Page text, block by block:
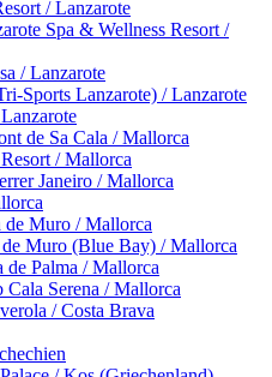
/ Lanzarote
Spa & Wellness Resort /
/ Lanzarote
Sports Lanzarote) / Lanzarote
de Sa Cala / Mallorca
/ Mallorca
Janeiro / Mallorca
de Muro / Mallorca
Muro (Blue Bay) / Mallorca
de Palma / Mallorca
Serena / Mallorca
/ Costa Brava